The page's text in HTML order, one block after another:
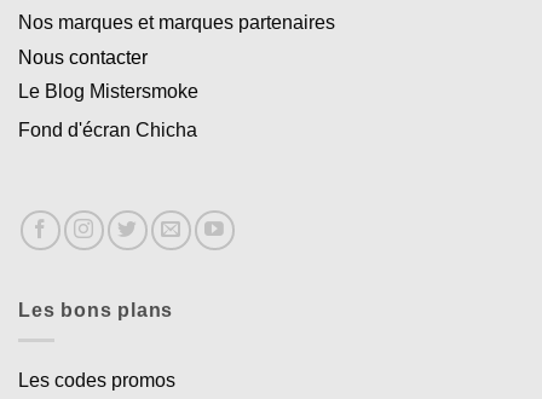
Nos marques et marques partenaires
Nous contacter
Le Blog Mistersmoke
Fond d'écran Chicha
Les bons plans
Les codes promos